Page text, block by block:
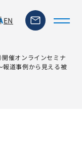
EN
開催オンラインセミナ
報道事例から見える被